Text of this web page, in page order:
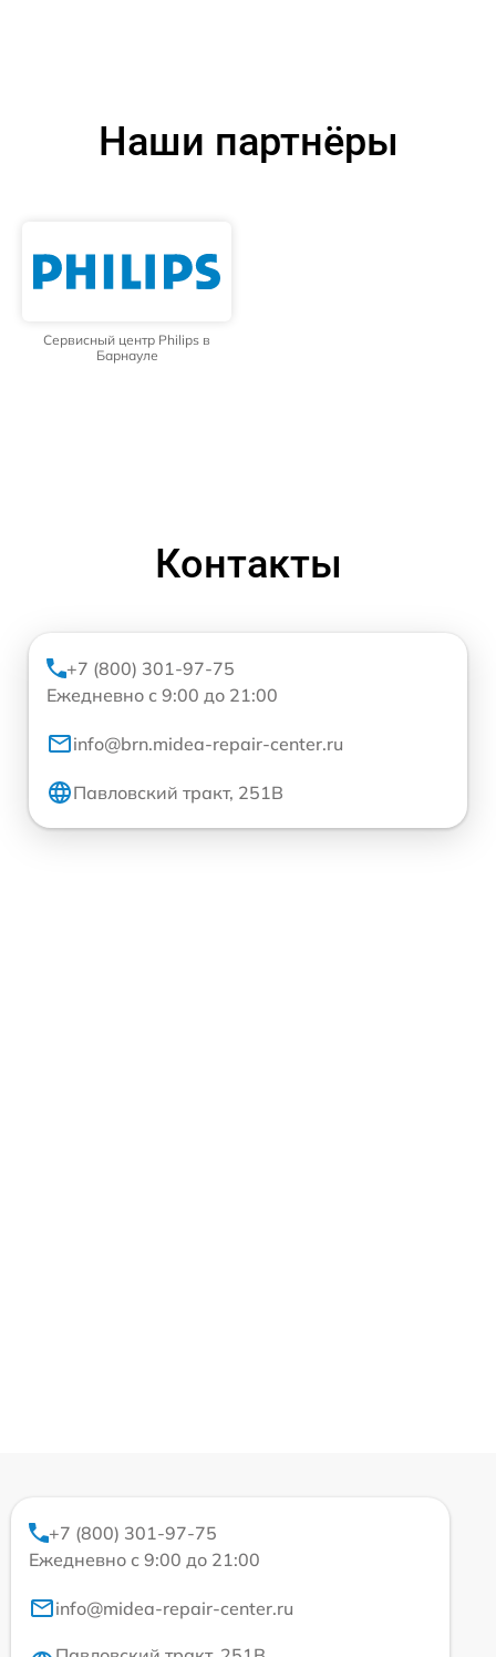
Наши партнёры
Сервисный центр Philips в
Барнауле
Контакты
+7 (800) 301-97-75
Ежедневно с 9:00 до 21:00
info@brn.midea-repair-center.ru
Павловский тракт, 251В
+7 (800) 301-97-75
Ежедневно с 9:00 до 21:00
info@midea-repair-center.ru